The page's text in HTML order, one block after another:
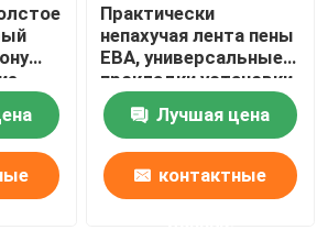
Практически
непахучая лента пены
ЕВА, универсальные
прокладки установки
пены
Лучшая цена
контактные